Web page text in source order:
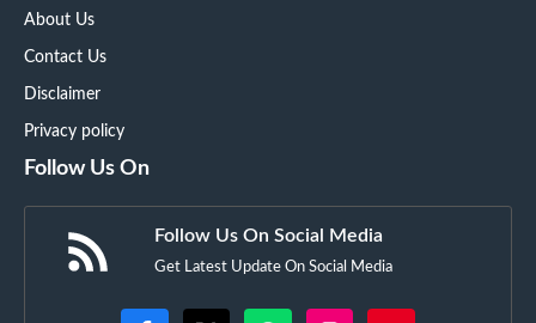
About Us
Contact Us
Disclaimer
Privacy policy
Follow Us On
Follow Us On Social Media
Get Latest Update On Social Media